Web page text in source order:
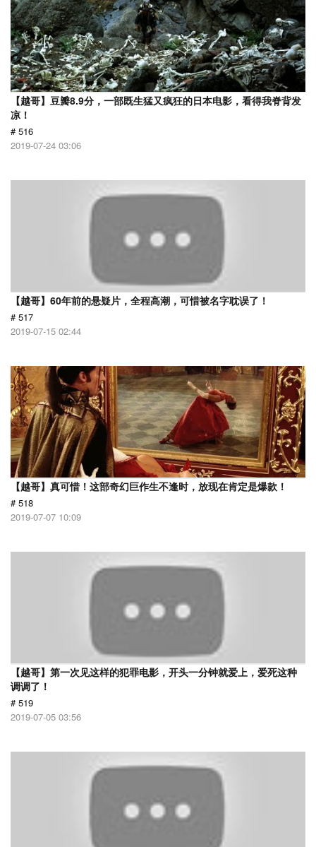
【越哥】豆瓣8.9分，一部既生猛又疯狂的日本电影，看得我脊背发
凉！
# 516
2019-07-24 03:06
【越哥】60年前的悬疑片，全程高潮，可惜被名字耽误了！
# 517
2019-07-15 02:44
【越哥】真可惜！这部奇幻巨作生不逢时，放现在肯定是爆款！
# 518
2019-07-07 10:09
【越哥】第一次见这样的犯罪电影，开头一分钟就爱上，爱死这种
调调了！
# 519
2019-07-05 03:56